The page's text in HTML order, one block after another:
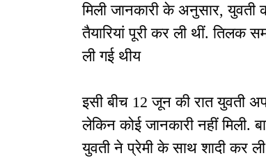
मिली जानकारी के अनुसार, युवती
तैयारियां पूरी कर ली थीं. तिलक
ली गई थीय
इसी बीच 12 जून की रात युवती
लेकिन कोई जानकारी नहीं मिली.
युवती ने प्रेमी के साथ शादी कर